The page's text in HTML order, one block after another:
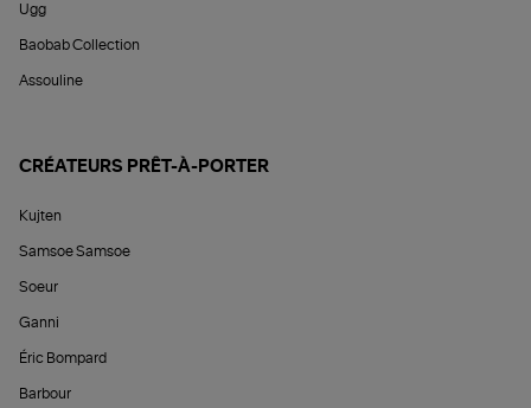
Ugg
Baobab Collection
Assouline
CRÉATEURS PRÊT-À-PORTER
Kujten
Samsoe Samsoe
Soeur
Ganni
Éric Bompard
Barbour